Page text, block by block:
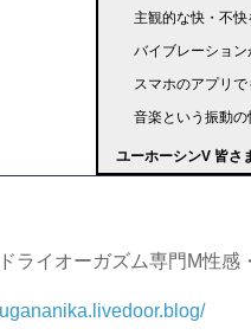
主観的な快・不
バイブレーショ
スマホのアプリ
音楽という振動の
ユーホーシンV 皆さ
ライオーガズム専門M性感